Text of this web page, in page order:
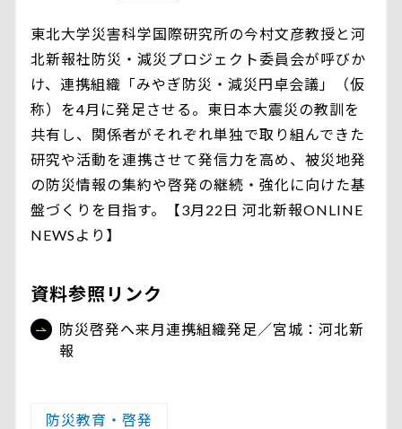
東北大学災害科学国際研究所の今村文彦教授と河
北新報社防災・減災プロジェクト委員会が呼びか
け、連携組織「みやぎ防災・減災円卓会議」（仮
称）を4月に発足させる。東日本大震災の教訓を
共有し、関係者がそれぞれ単独で取り組んできた
研究や活動を連携させて発信力を高め、被災地発
の防災情報の集約や啓発の継続・強化に向けた基
盤づくりを目指す。【3月22日 河北新報ONLINE
NEWSより】
資料参照リンク
防災啓発へ来月連携組織発足／宮城：河北新
報
防災教育・啓発